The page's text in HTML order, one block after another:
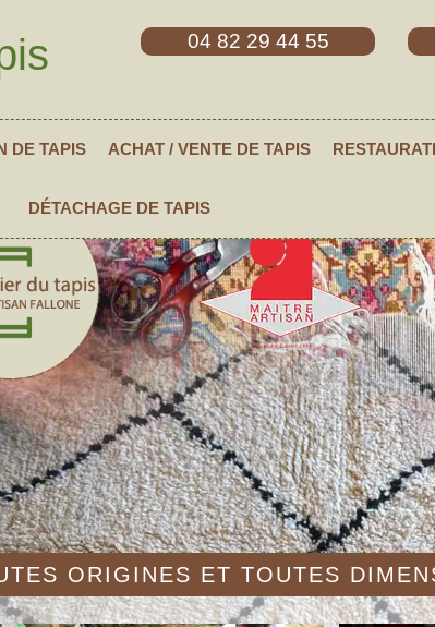
04 82 29 44 55
DE TAPIS ACHAT / VENTE DE TAPIS
DÉTACHAGE DE TAPIS
ORIGINES ET TOUTES